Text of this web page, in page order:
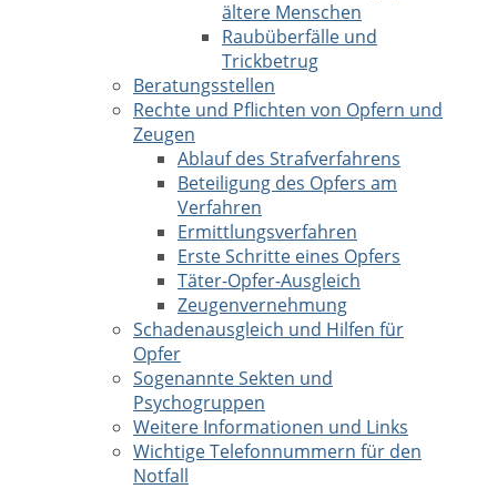
ältere Menschen
Raubüberfälle und
Trickbetrug
Beratungsstellen
Rechte und Pflichten von Opfern und
Zeugen
Ablauf des Strafverfahrens
Beteiligung des Opfers am
Verfahren
Ermittlungsverfahren
Erste Schritte eines Opfers
Täter-Opfer-Ausgleich
Zeugenvernehmung
Schadenausgleich und Hilfen für
Opfer
Sogenannte Sekten und
Psychogruppen
Weitere Informationen und Links
Wichtige Telefonnummern für den
Notfall